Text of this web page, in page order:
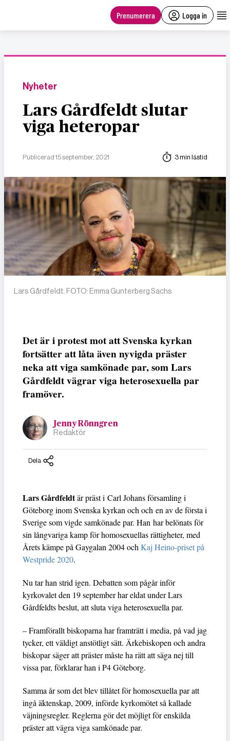
Prenumerera Logga in
Nyheter
Lars Gårdfeldt slutar
viga heteropar
Publicerad 15 september, 2021 3 min lästid
Lars Gårdfeldt. FOTO: Emma Gunterberg Sachs
Det är i protest mot att Svenska kyrkan
fortsätter att låta även nyvigda präster
neka att viga samkönade par, som Lars
Gårdfeldt vägrar viga heterosexuella par
framöver.
Jenny Rönngren
Redaktör
Dela
Lars Gårdfeldtär präst i Carl Johans församling i
Göteborg inom Svenska kyrkan och och en av de första i
Sverige som vigde samkönade par. Han har belönats för
sin långvariga kamp för homosexuellas rättigheter, med
Årets kämpe på Gaygalan 2004 och Kaj Heino-priset på
Westpride 2020.
Nu tar han strid igen. Debatten som pågår inför
kyrkovalet den 19 september har eldat under Lars
Gårdfeldts beslut, att sluta viga heterosexuella par.
– Framförallt biskoparna har framträtt i media, på vad jag
tycker, ett väldigt anstötligt sätt. Ärkebiskopen och andra
biskopar säger att präster måste ha rätt att säga nej till
vissa par, förklarar han i P4 Göteborg.
Samma år som det blev tillåtet för homosexuella par att
ingå äktenskap, 2009, införde kyrkomötet så kallade
väjningsregler. Reglerna gör det möjligt för enskilda
präster att vägra viga samkönade par.